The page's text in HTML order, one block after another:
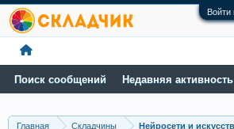
Войти
Главная Складчины Нейросети и
Поиск сообщений Недавняя активность